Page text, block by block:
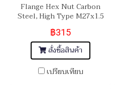
Flange Hex Nut Carbon
Steel, High Type M27x1.5
เกรด 10.9
฿315
สั่งซื้อสินค้า
เปรียบเทียบ